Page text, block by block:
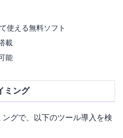
使える無料ソフト
載
能
ミング
グで、以下のツール導入を検